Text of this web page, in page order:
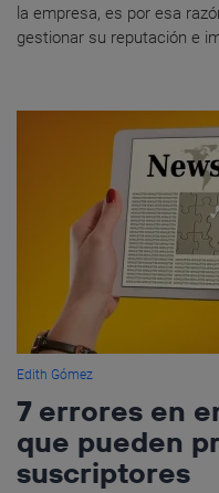
la empresa, es por esa
gestionar su reputación e
Edith Gómez
7 errores en
que pueden
suscriptores